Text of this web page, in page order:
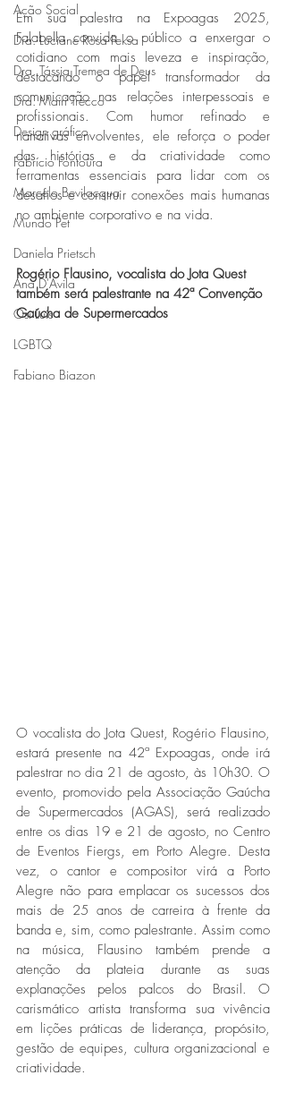
Ação Social
Dra. Luciane Rosa Feksa
Dra. Tássia Tremea de Deus
Dra. Mairi Trecco
Design gráfico
Fabrício Fontoura
Marcelo Bevilacqua
Mundo Pet
Daniela Prietsch
Ana D'Avila
Osi Luís
LGBTQ
Fabiano Biazon
Em sua palestra na Expoagas 2025,
Falabella convida o público a enxergar o
cotidiano com mais leveza e inspiração,
destacando o papel transformador da
comunicação nas relações interpessoais e
profissionais. Com humor refinado e
narrativas envolventes, ele reforça o poder
das histórias e da criatividade como
ferramentas essenciais para lidar com os
desafios e construir conexões mais humanas
no ambiente corporativo e na vida.
Rogério Flausino, vocalista do Jota Quest
também será palestrante na 42ª Convenção
Gaúcha de Supermercados
O vocalista do Jota Quest, Rogério Flausino,
estará presente na 42ª Expoagas, onde irá
palestrar no dia 21 de agosto, às 10h30. O
evento, promovido pela Associação Gaúcha
de Supermercados (AGAS), será realizado
entre os dias 19 e 21 de agosto, no Centro
de Eventos Fiergs, em Porto Alegre. Desta
vez, o cantor e compositor virá a Porto
Alegre não para emplacar os sucessos dos
mais de 25 anos de carreira à frente da
banda e, sim, como palestrante. Assim como
na música, Flausino também prende a
atenção da plateia durante as suas
explanações pelos palcos do Brasil. O
carismático artista transforma sua vivência
em lições práticas de liderança, propósito,
gestão de equipes, cultura organizacional e
criatividade.